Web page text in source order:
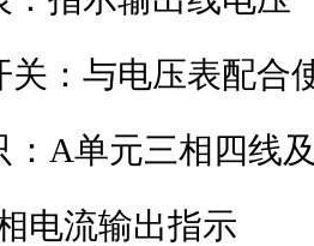
关：与电压表配
： A单元三相四线
电流输出指示